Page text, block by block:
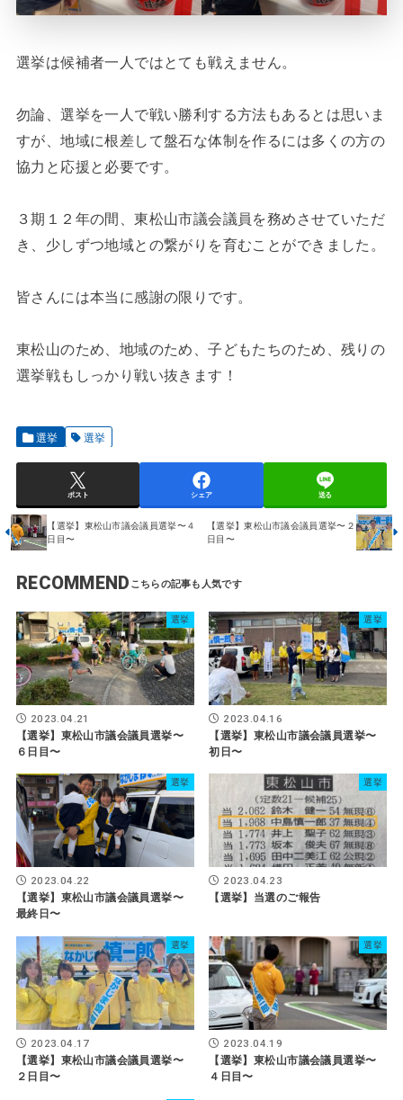
選挙は候補者一人ではとても戦えません。
勿論、選挙を一人で戦い勝利する方法もあるとは思いま
すが、地域に根差して盤石な体制を作るには多くの方の
協力と応援と必要です。
３期１２年の間、東松山市議会議員を務めさせていただ
き、少しずつ地域との繋がりを育むことができました。
皆さんには本当に感謝の限りです。
東松山のため、地域のため、子どもたちのため、残りの
選挙戦もしっかり戦い抜きます！
選挙 選挙
ポスト シェア 送る
【選挙】東松山市議会議員選挙〜４
日目〜
【選挙】東松山市議会議員選挙〜２
日目〜
RECOMMEND
選挙
2023.04.21
【選挙】東松山市議会議員選挙〜
６日目〜
選挙
2023.04.16
【選挙】東松山市議会議員選挙〜
初日〜
選挙
2023.04.22
【選挙】東松山市議会議員選挙〜
最終日〜
選挙
2023.04.23
【選挙】当選のご報告
選挙
2023.04.17
【選挙】東松山市議会議員選挙〜
２日目〜
選挙
2023.04.19
【選挙】東松山市議会議員選挙〜
４日目〜